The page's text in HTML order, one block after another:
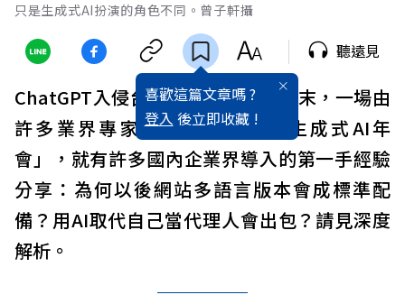
只是生成式AI扮演的角色不同。曾子軒攝
喜歡這篇文章嗎 ?
登入 後立即收藏 !
聽遠見
ChatGPT入侵台灣職場了嗎？上週末，一場由
許多業界專家籌辦舉行「2023生成式AI年
會」，就有許多國內企業界導入的第一手經驗
分享：為何以後網站多語言版本會成標準配
備？用AI取代自己當代理人會出包？請見深度
解析。